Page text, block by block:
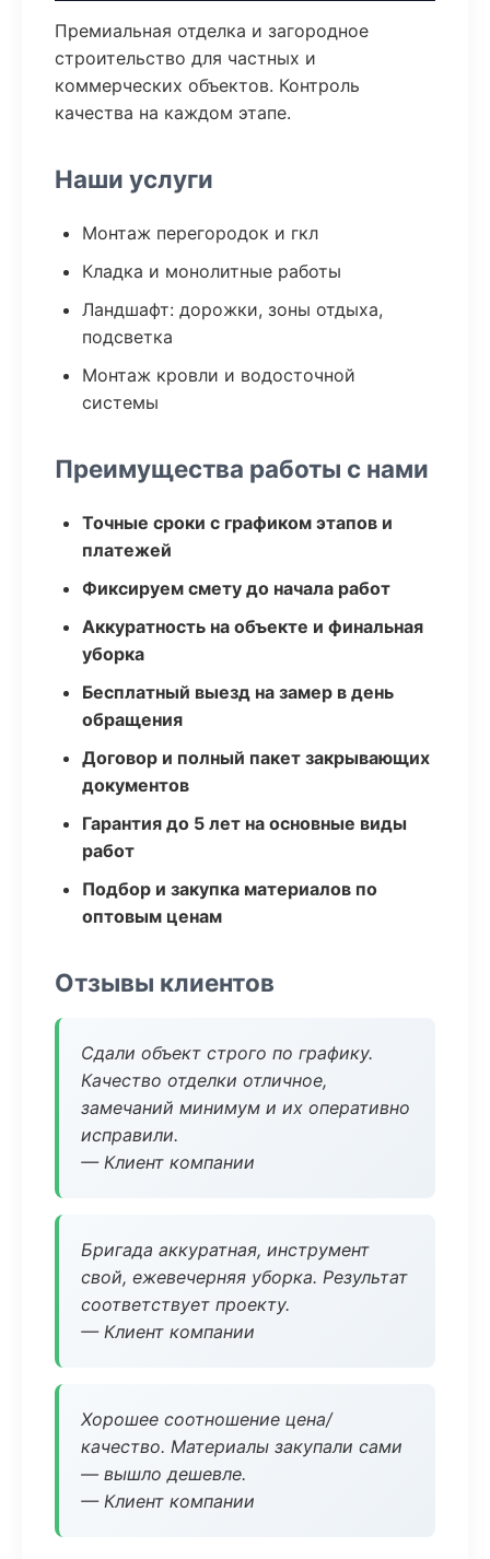
Премиальная отделка и загородное
строительство для частных и
коммерческих объектов. Контроль
качества на каждом этапе.
Наши услуги
Монтаж перегородок и гкл
Кладка и монолитные работы
Ландшафт: дорожки, зоны отдыха,
подсветка
Монтаж кровли и водосточной
системы
Преимущества работы с нами
Точные сроки с графиком этапов и
платежей
Фиксируем смету до начала работ
Аккуратность на объекте и финальная
уборка
Бесплатный выезд на замер в день
обращения
Договор и полный пакет закрывающих
документов
Гарантия до 5 лет на основные виды
работ
Подбор и закупка материалов по
оптовым ценам
Отзывы клиентов
Сдали объект строго по графику.
Качество отделки отличное,
замечаний минимум и их оперативно
исправили.
— Клиент компании
Бригада аккуратная, инструмент
свой, ежевечерняя уборка. Результат
соответствует проекту.
— Клиент компании
Хорошее соотношение цена/
качество. Материалы закупали сами
— вышло дешевле.
— Клиент компании